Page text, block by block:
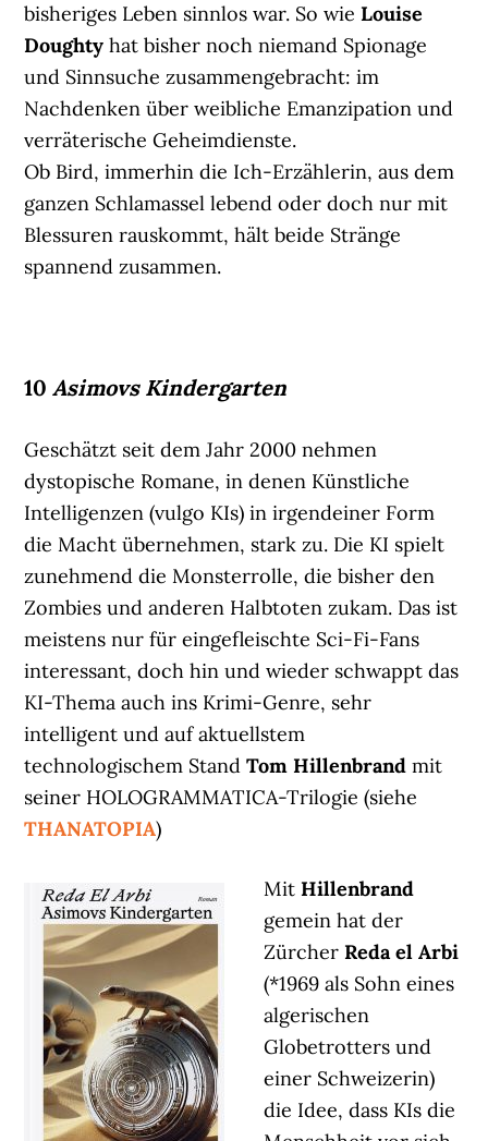
bisheriges Leben sinnlos war. So wieLouise
Doughty hat bisher noch niemand Spionage
und Sinnsuche zusammengebracht: im
Nachdenken über weibliche Emanzipation und
verräterische Geheimdienste.
Ob Bird, immerhin die Ich-Erzählerin, aus dem
ganzen Schlamassel lebend oder doch nur mit
Blessuren rauskommt, hält beide Stränge
spannend zusammen.
10Asimovs Kindergarten
Geschätzt seit dem Jahr 2000 nehmen
dystopische Romane, in denen Künstliche
Intelligenzen (vulgo KIs) in irgendeiner Form
die Macht übernehmen, stark zu. Die KI spielt
zunehmend die Monsterrolle, die bisher den
Zombies und anderen Halbtoten zukam. Das ist
meistens nur für eingefleischte Sci-Fi-Fans
interessant, doch hin und wieder schwappt das
KI-Thema auch ins Krimi-Genre, sehr
intelligent und auf aktuellstem
technologischem StandTom Hillenbrandmit
seiner HOLOGRAMMATICA-Trilogie (siehe
THANATOPIA)
MitHillenbrand
gemein hat der
ZürcherReda el Arbi
(*1969 als Sohn eines
algerischen
Globetrotters und
einer Schweizerin)
die Idee, dass KIs die